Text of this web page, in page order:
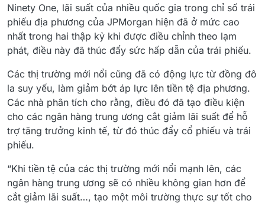
Ninety One, lãi suất của nhiều quốc gia trong chỉ số trái
phiếu địa phương của JPMorgan hiện đã ở mức cao
nhất trong hai thập kỷ khi được điều chỉnh theo lạm
phát, điều này đã thúc đẩy sức hấp dẫn của trái phiếu.
Các thị trường mới nổi cũng đã có động lực từ đồng đô
la suy yếu, làm giảm bớt áp lực lên tiền tệ địa phương.
Các nhà phân tích cho rằng, điều đó đã tạo điều kiện
cho các ngân hàng trung ương cắt giảm lãi suất để hỗ
trợ tăng trưởng kinh tế, từ đó thúc đẩy cổ phiếu và trái
phiếu.
“Khi tiền tệ của các thị trường mới nổi mạnh lên, các
ngân hàng trung ương sẽ có nhiều không gian hơn để
cắt giảm lãi suất…, tạo một môi trường thực sự tốt cho